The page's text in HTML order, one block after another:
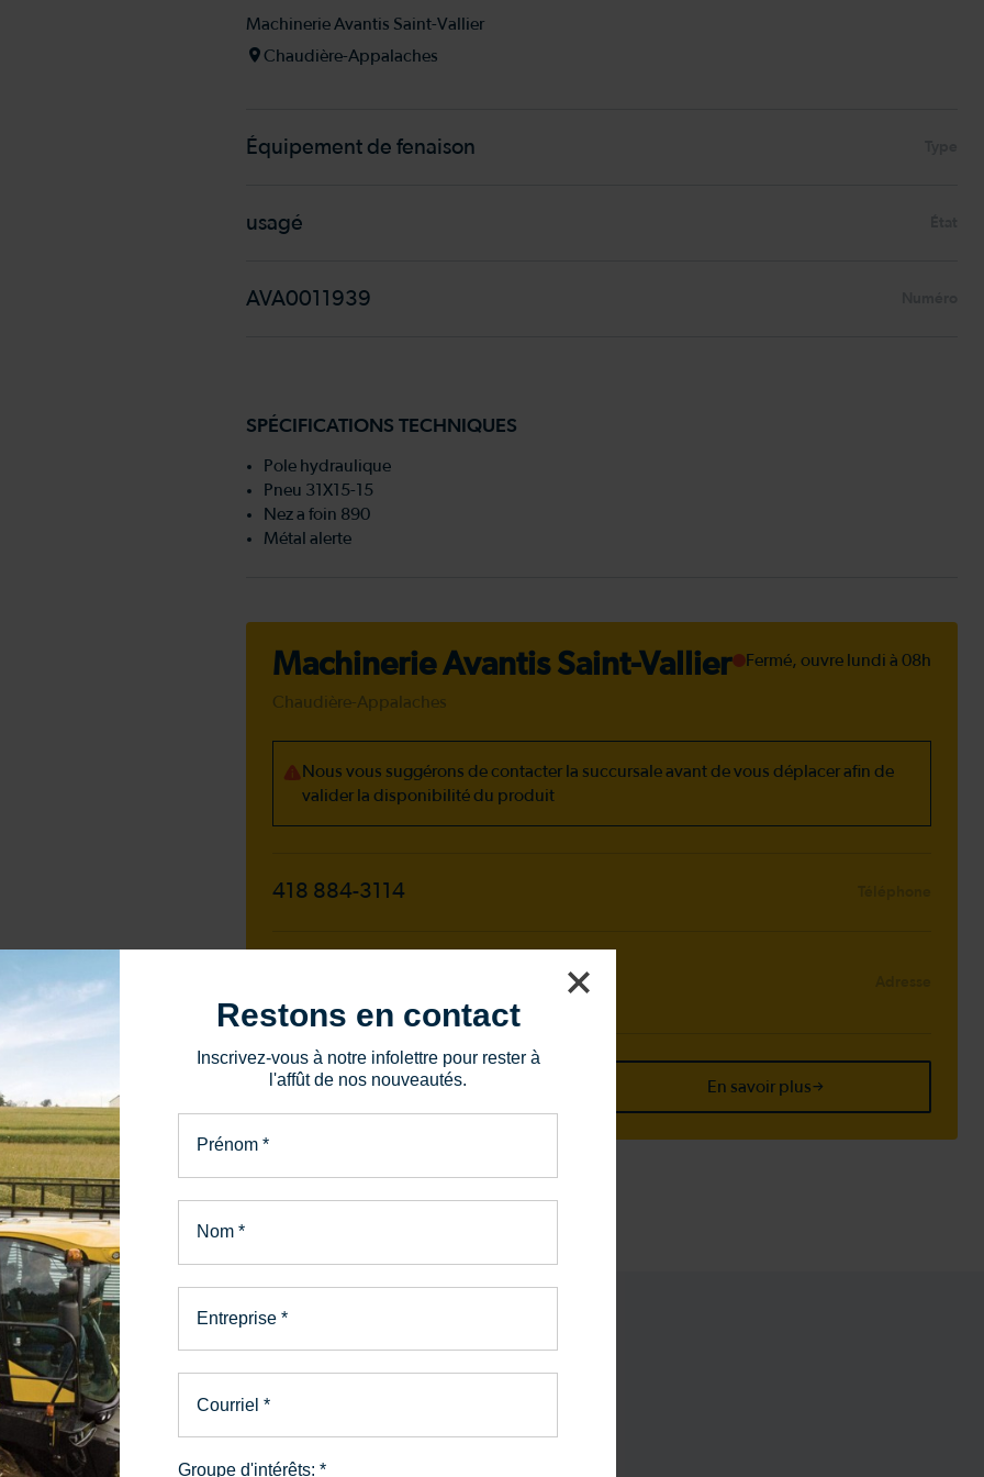
Machinerie Avantis Saint-Vallier
Chaudière-Appalaches
Équipement de fenaison
usagé
AVA0011939
SPÉCIFICATIONS TECHNIQUES
Pole hydraulique
Pneu 31X15-15
Nez a foin 890
Métal alerte
Machinerie Avantis Saint-Vallier
Chaudière-Appalaches
Fermé, ouvre lundi à 08h
Nous vous suggérons de contacter la succursale avant de vous déplacer afin de
valider la disponibilité du produit
418 884-3114
Envoyer un message En savoir plus
Restons en contact
Inscrivez-vous à notre infolettre pour rester à
l'affût de nos nouveautés.
Prénom*
Nom*
Entreprise*
Courriel *
Groupe d'intérêts: *